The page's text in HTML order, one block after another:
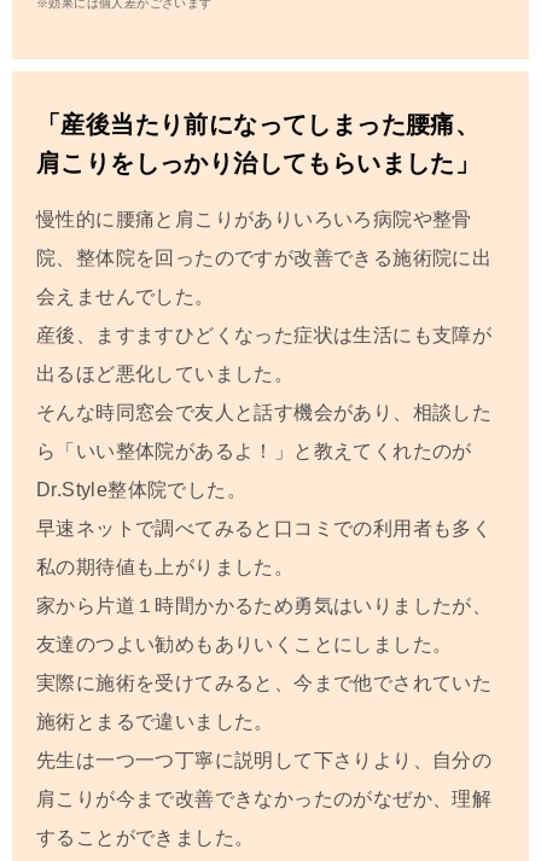
※効果には個人差がございます
「産後当たり前になってしまった腰痛、
肩こりをしっかり治してもらいました」
慢性的に腰痛と肩こりがありいろいろ病院や整骨
院、整体院を回ったのですが改善できる施術院に出
会えませんでした。
産後、ますますひどくなった症状は生活にも支障が
出るほど悪化していました。
そんな時同窓会で友人と話す機会があり、相談した
ら「いい整体院があるよ！」と教えてくれたのが
Dr.Style整体院でした。
早速ネットで調べてみると口コミでの利用者も多く
私の期待値も上がりました。
家から片道１時間かかるため勇気はいりましたが、
友達のつよい勧めもありいくことにしました。
実際に施術を受けてみると、今まで他でされていた
施術とまるで違いました。
先生は一つ一つ丁寧に説明して下さりより、自分の
肩こりが今まで改善できなかったのがなぜか、理解
することができました。